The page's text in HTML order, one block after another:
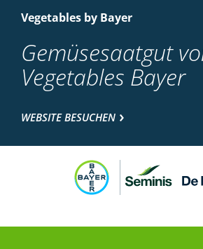
Vegetables by Bayer
Gemüsesaatgut
Vegetables Bayer
WEBSITE BESUCHEN